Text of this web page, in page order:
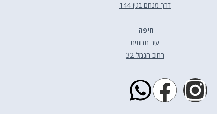
דרך מנחם בגין 144
חיפה
עיר תחתית
רחוב הנמל 32
I
F
W